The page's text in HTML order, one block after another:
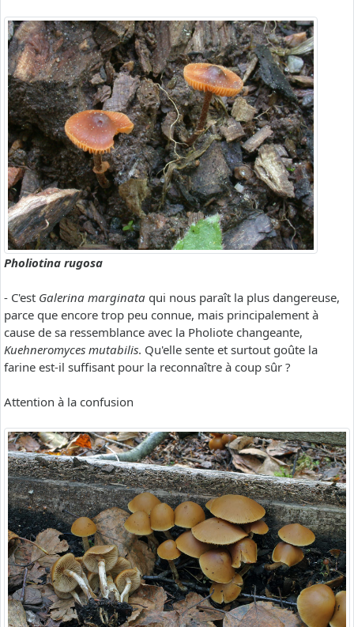
Pholiotina rugosa
- C'est Galerina marginata qui nous paraît la plus dangereuse,
parce que encore trop peu connue, mais principalement à
cause de sa ressemblance avec la Pholiote changeante,
Kuehneromyces mutabilis. Qu'elle sente et surtout goûte la
farine est-il suffisant pour la reconnaître à coup sûr ?
Attention à la confusion